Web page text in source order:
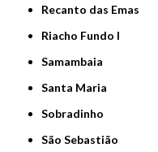
Recanto das Emas
Riacho Fundo I
Samambaia
Santa Maria
Sobradinho
São Sebastião